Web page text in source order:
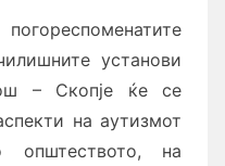
установи
– Скопје ќе се
на аутизмот
на